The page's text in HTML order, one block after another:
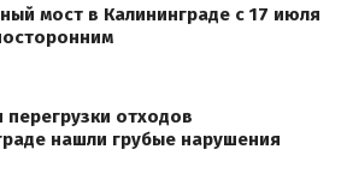
мост в Калининграде с 17 июля
перегрузки отходов
нашли грубые нарушения